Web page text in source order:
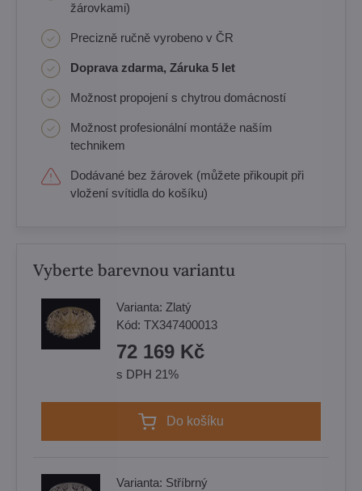
žárovkami)
Precizně ručně vyrobeno v ČR
Doprava zdarma, Záruka 5 let
Možnost propojení s chytrou domácností
Možnost profesionální montáže naším
technikem
Dodávané bez žárovek (můžete přikoupit při
vložení svítidla do košíku)
Vyberte barevnou variantu
Varianta: Zlatý
Kód: TX347400013
72 169 Kč
s DPH 21%
Do košíku
Varianta: Stříbrný